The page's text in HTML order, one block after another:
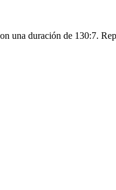
duración de 130:7.